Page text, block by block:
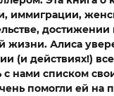
иммиграции,
достижении
жизни. Алиса
(и действиях!)
с нами списком
помогли ей на